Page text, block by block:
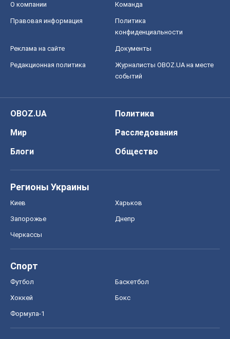
О компании Команда
Правовая информация
Политика
конфиденциальности
Реклама на сайте Документы
Редакционная политика
Журналисты OBOZ.UA на месте
событий
OBOZ.UA
Политика
Мир
Расследования
Блоги
Общество
Регионы Украины
Киев Харьков
Запорожье Днепр
Черкассы
Спорт
Футбол Баскетбол
Хоккей Бокс
Формула-1